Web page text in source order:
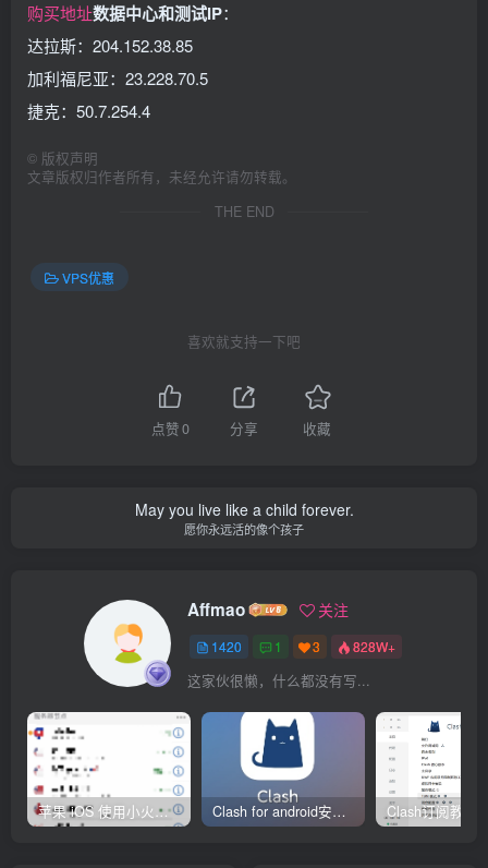
购买地址数据中心和测试IP：
达拉斯：204.152.38.85
加利福尼亚：23.228.70.5
捷克：50.7.254.4
© 版权声明
文章版权归作者所有，未经允许请勿转载。
THE END
VPS优惠
喜欢就支持一下吧
点赞0 分享 收藏
May you live like a child forever.
愿你永远活的像个孩子
Affmao 关注
1420 1 3 828W+
这家伙很懒，什么都没有写...
苹果 iOS 使用小火箭(shadowrocket)新手教程 Clash for android安卓客户端保姆级新手使用教程